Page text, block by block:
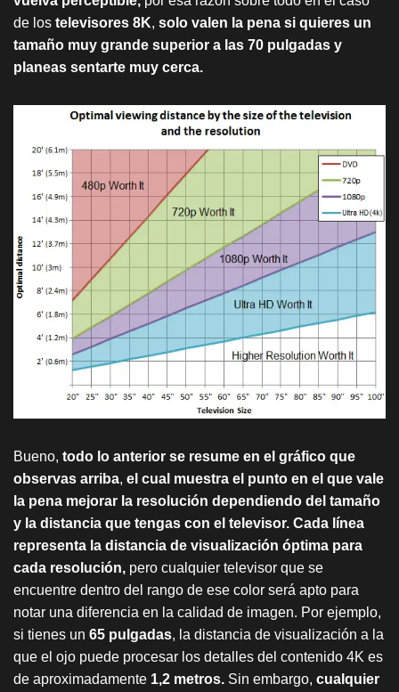
de los televisores 8K, solo valen la pena si quieres un
tamaño muy grande superior a las 70 pulgadas y
planeas sentarte muy cerca.
Bueno, todo lo anterior se resume en el gráfico que
observas arriba, el cual muestra el punto en el que vale
la pena mejorar la resolución dependiendo del tamaño
y la distancia que tengas con el televisor. Cada línea
representa la distancia de visualización óptima para
cada resolución, pero cualquier televisor que se
encuentre dentro del rango de ese color será apto para
notar una diferencia en la calidad de imagen. Por ejemplo,
si tienes un 65 pulgadas, la distancia de visualización a la
que el ojo puede procesar los detalles del contenido 4K es
de aproximadamente 1,2 metros. Sin embargo, cualquier